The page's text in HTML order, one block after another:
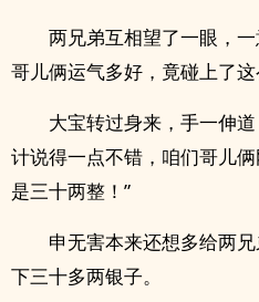
两兄弟互相望了一眼，
哥儿俩运气多好，竟碰上了这
大宝转过身来，手一伸
计说得一点不错，咱们哥儿
是三十两整！”
申无害本来还想多给两
下三十多两银子。